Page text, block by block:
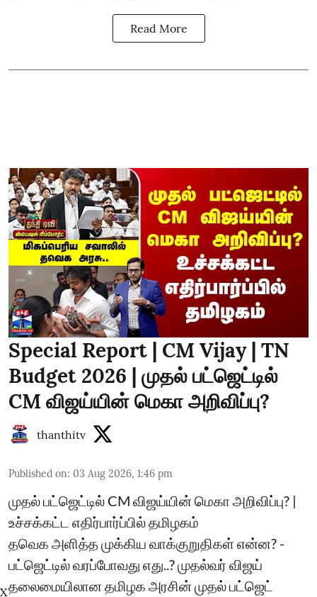
Read More
Special Report | CM Vijay | TN
Budget 2026 | முதல் பட்ஜெட்டில்
CM விஜய்யின் மெகா அறிவிப்பு?
thanthitv
Published on: 03 Aug 2026, 1:46 pm
முதல் பட்ஜெட்டில் CM விஜய்யின் மெகா அறிவிப்பு? |
உச்சக்கட்ட எதிர்பார்ப்பில் தமிழகம்
தவெக அளித்த முக்கிய வாக்குறுதிகள் என்ன? -
பட்ஜெட்டில் வரப்போவது எது..? முதல்வர் விஜய்
தலைமையிலான தமிழக அரசின் முதல் பட்ஜெட்
X